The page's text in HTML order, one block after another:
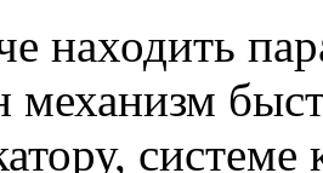
находить
механизм
системе